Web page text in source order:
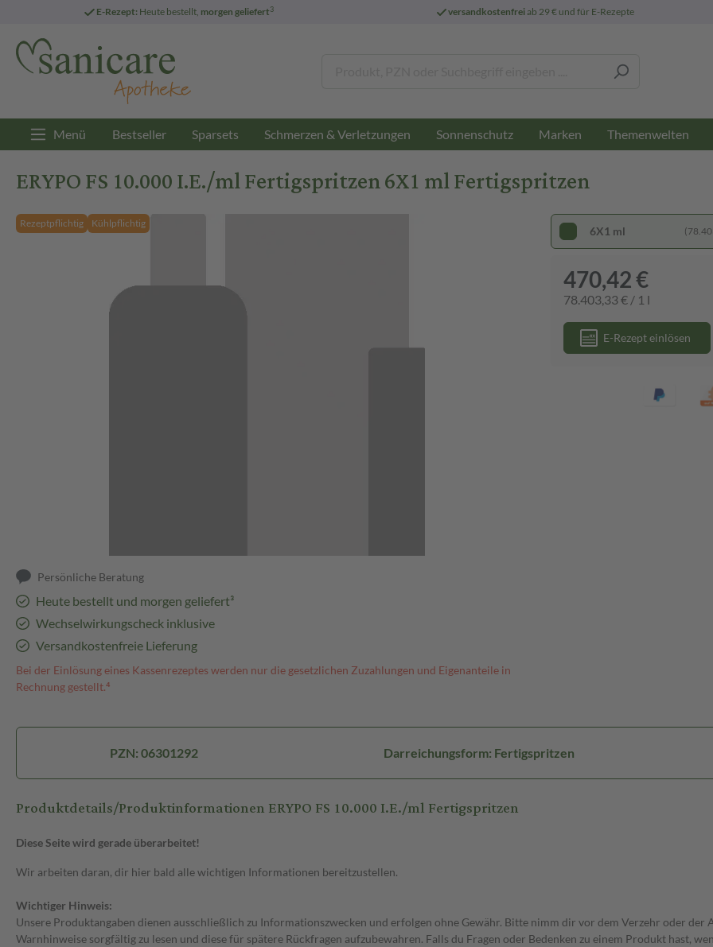
E-Rezept: Heute bestellt, morgen geliefert3 versandkostenfreiab 29 € und für E-Rezepte
Menü Bestseller Sparsets Schmerzen & Verletzungen Sonnenschutz Marken Themenwelten
ERYPO FS 10.000 I.E./ml Fertigspritzen 6X1 ml Fertigspritzen
Rezeptpflichtig Kühlpflichtig
Persönliche Beratung
Heute bestellt und morgen geliefert³
Wechselwirkungscheck inklusive
Versandkostenfreie Lieferung
Bei der Einlösung eines Kassenrezeptes werden nur die gesetzlichen Zuzahlungen und Eigenanteile in
Rechnung gestellt.⁴
6X1 ml
470,42 €
78.403,33 € / 1 l
E-Rezept einlösen
PZN: 06301292 Darreichungsform: Fertigspritzen
Produktdetails/Produktinformationen ERYPO FS 10.000 I.E./ml Fertigspritzen
Diese Seite wird gerade überarbeitet!
Wir arbeiten daran, dir hier bald alle wichtigen Informationen bereitzustellen.
Wichtiger Hinweis:
Unsere Produktangaben dienen ausschließlich zu Informationszwecken und erfolgen ohne Gewähr. Bitte nimm dir vor dem Verzehr oder
Warnhinweise sorgfältig zu lesen und diese für spätere Rückfragen aufzubewahren. Falls du Fragen oder Bedenken zu einem Produkt hast,